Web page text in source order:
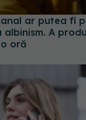
ar putea fi
A
oră